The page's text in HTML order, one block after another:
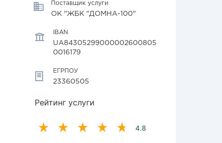
Поставщик услуги
ОК "ЖБК "ДОМНА-100"
IBAN
UA84305299000002600805
0016179
ЕГРПОУ
23360505
Рейтинг услуги
4.8